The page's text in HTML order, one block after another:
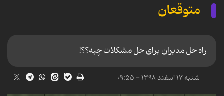
متوقعان
راه حل مدیران برای حل مشکلات چیه؟؟!
شنبه ۱۷ اسفند ۱۳۹۸ - ۰۹:۵۵